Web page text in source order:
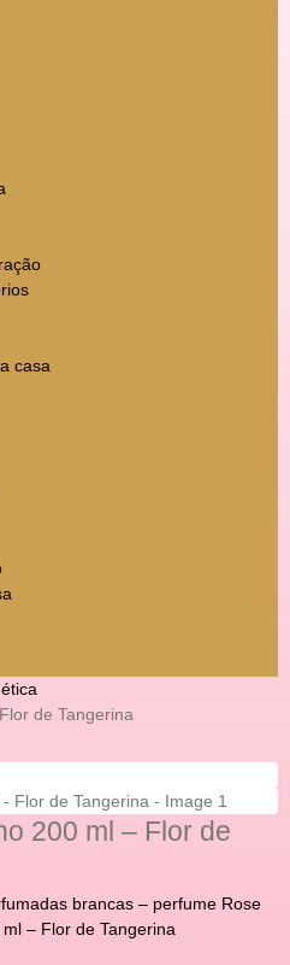
casa
de Tangerina
200 ml – Flor de
brancas – perfume Rose
– Flor de Tangerina